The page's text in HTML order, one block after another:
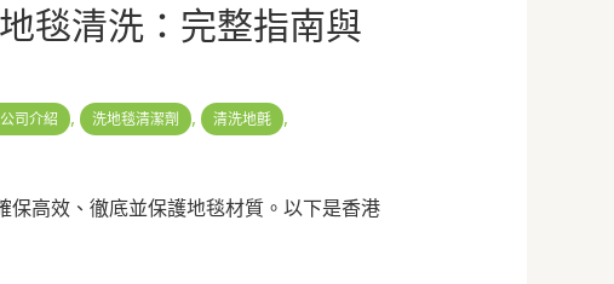
毯清洗：完整指南與
司介紹 , 洗地毯清潔劑 , 清洗地氈 ,
高效、徹底並保護地毯材質。以下是香港